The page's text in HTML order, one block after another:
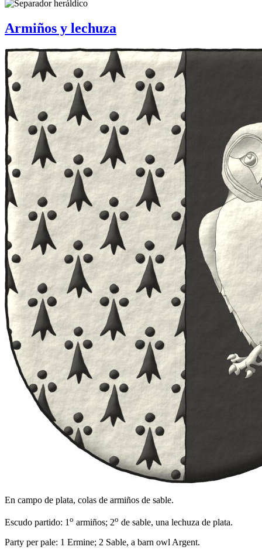
Armiños y lechuza
En campo de plata, colas de armiños de sable.
Escudo partido: 1 o armiños; 2o de sable, una lechuza de plata.
Party per pale: 1 Ermine; 2 Sable, a barn owl Argent.